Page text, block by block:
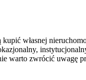
własnej
warto zwrócić uwagę